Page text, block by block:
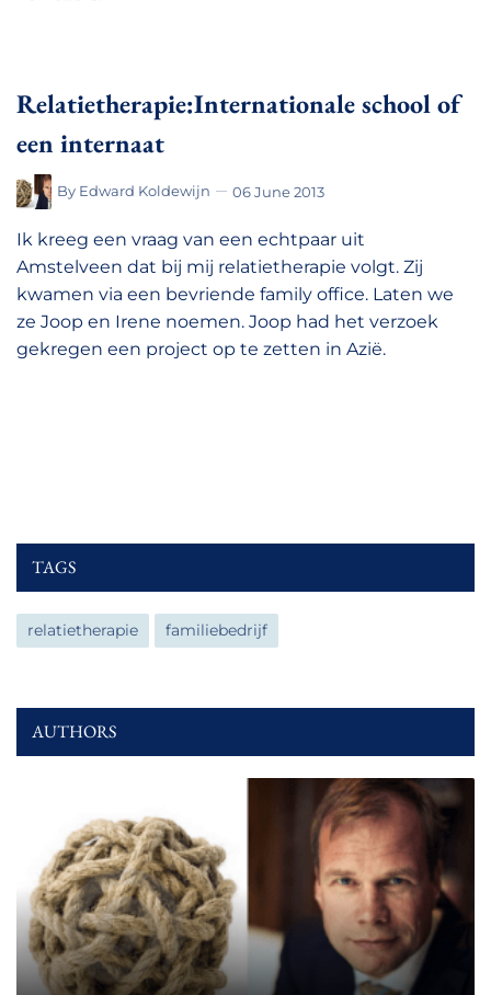
Relatietherapie:Internationale school of
een internaat
By Edward Koldewijn 06 June 2013
Ik kreeg een vraag van een echtpaar uit
Amstelveen dat bij mij relatietherapie volgt. Zij
kwamen via een bevriende family office. Laten we
ze Joop en Irene noemen. Joop had het verzoek
gekregen een project op te zetten in Azië.
TAGS
relatietherapie familiebedrijf
AUTHORS